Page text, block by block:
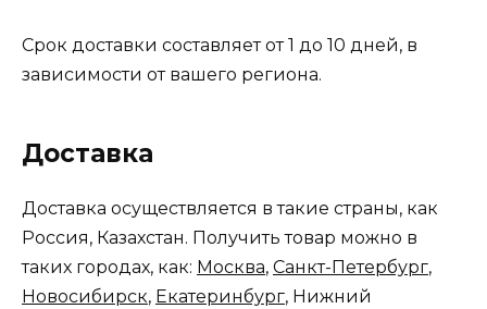
Срок доставки составляет от 1 до 10 дней, в
зависимости от вашего региона.
Доставка
Доставка осуществляется в такие страны, как
Россия, Казахстан. Получить товар можно в
таких городах, как: Москва, Санкт-Петербург,
Новосибирск, Екатеринбург, Нижний